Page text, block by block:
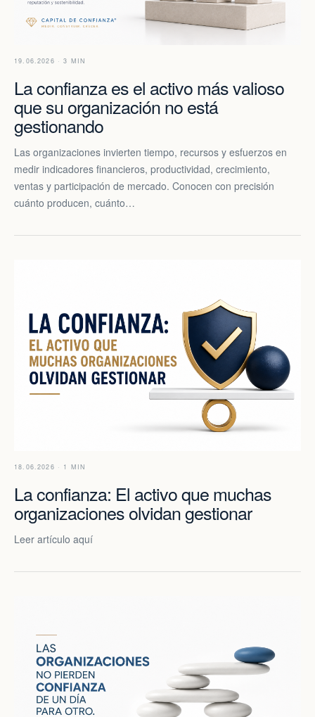
19.06.2026 · 3 MIN
La confianza es el activo más valioso
que su organización no está
gestionando
Las organizaciones invierten tiempo, recursos y esfuerzos en
medir indicadores financieros, productividad, crecimiento,
ventas y participación de mercado. Conocen con precisión
cuánto producen, cuánto…
18.06.2026 · 1 MIN
La confianza: El activo que muchas
organizaciones olvidan gestionar
Leer artículo aquí